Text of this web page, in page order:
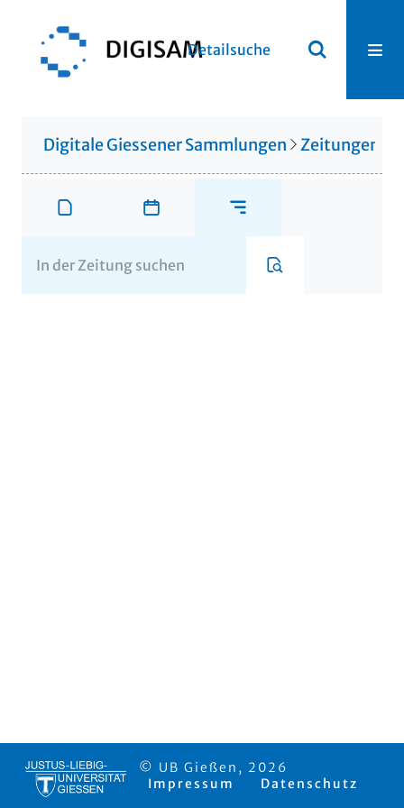
Detailsuche
Digitale Giessener Sammlungen Zeitungen
© UB Gießen, 2026
Impressum
Datenschutz